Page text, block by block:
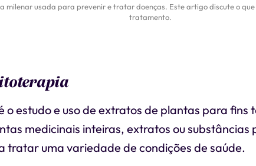
usada para prevenir e tratar doenças. Este artigo discute o
tratamento.
o estudo e uso de extratos de plantas para fins
medicinais inteiras, extratos ou substâncias
tratar uma variedade de condições de saúde.